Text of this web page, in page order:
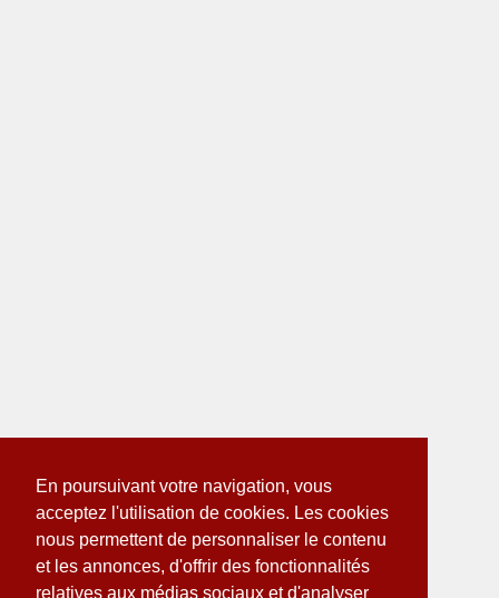
En poursuivant votre navigation, vous
acceptez l'utilisation de cookies. Les cookies
nous permettent de personnaliser le contenu
et les annonces, d'offrir des fonctionnalités
relatives aux médias sociaux et d'analyser